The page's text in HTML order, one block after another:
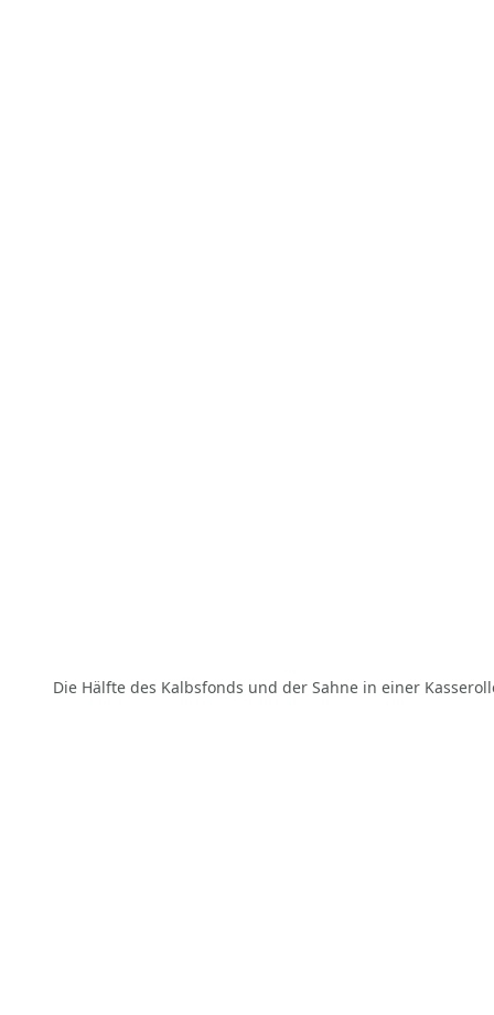
Die Hälfte des Kalbsfonds und der Sahne in einer